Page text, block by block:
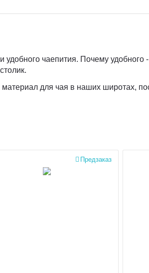
чаепития. Почему удобного
для чая в наших широтах,
Предзаказ
